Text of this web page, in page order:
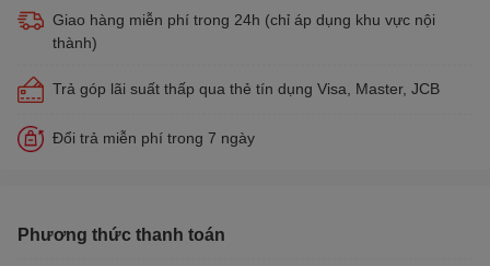
Giao hàng miễn phí trong 24h (chỉ áp dụng khu vực nội
thành)
Trả góp lãi suất thấp qua thẻ tín dụng Visa, Master, JCB
Đổi trả miễn phí trong 7 ngày
Phương thức thanh toán